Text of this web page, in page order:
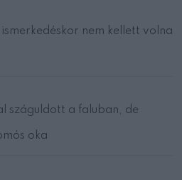
nem kellett volna
száguldott a faluban, de
oka